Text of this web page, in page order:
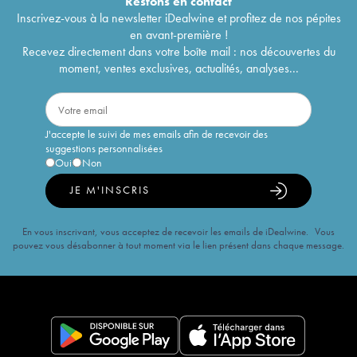
Inscrivez-vous à la newsletter iDealwine et profitez de nos pépites
en avant-première !
Recevez directement dans votre boîte mail : nos découvertes du
moment, ventes exclusives, actualités, analyses...
J'accepte le suivi de mes emails afin de recevoir des
suggestions personnalisées
Oui
Non
JE M'INSCRIS
En vous inscrivant, vous acceptez de recevoir les emails de iDealwine. Vous
pouvez vous désabonner à tout moment via le lien présent dans chaque message.